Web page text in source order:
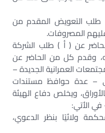
طلب التعويض المقدم من
المصروفات.
عن ( أ ) طلب الشركة
وقدم كل من الحاضر عن
العمرانية الجديدة –
– عدة حوافظ مستندات
ويخلص دفاع الهيئة
الأتي:
ولائيًا بنظر الدعوي،